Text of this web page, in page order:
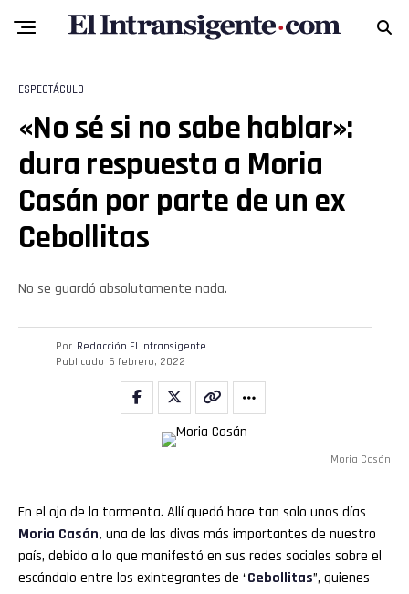
ESPECTÁCULO
«No sé si no sabe hablar»:
dura respuesta a Moria
Casán por parte de un ex
Cebollitas
No se guardó absolutamente nada.
Por Redacción El intransigente
Publicado 5 febrero, 2022
Moria Casán
En el ojo de la tormenta. Allí quedó hace tan solo unos días
Moria Casán, una de las divas más importantes de nuestro
país, debido a lo que manifestó en sus redes sociales sobre el
escándalo entre los exintegrantes de “Cebollitas”, quienes